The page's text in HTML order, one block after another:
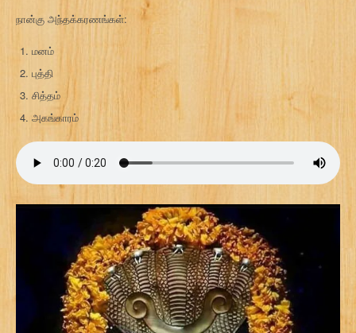
நான்கு அந்தக்கரணங்கள்:
மனம்
புத்தி
சித்தம்
அகங்காரம்